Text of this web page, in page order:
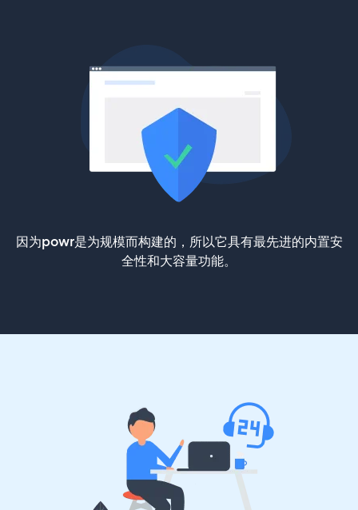
因为powr是为规模而构建的，所以它具有最先进的内置安
全性和大容量功能。